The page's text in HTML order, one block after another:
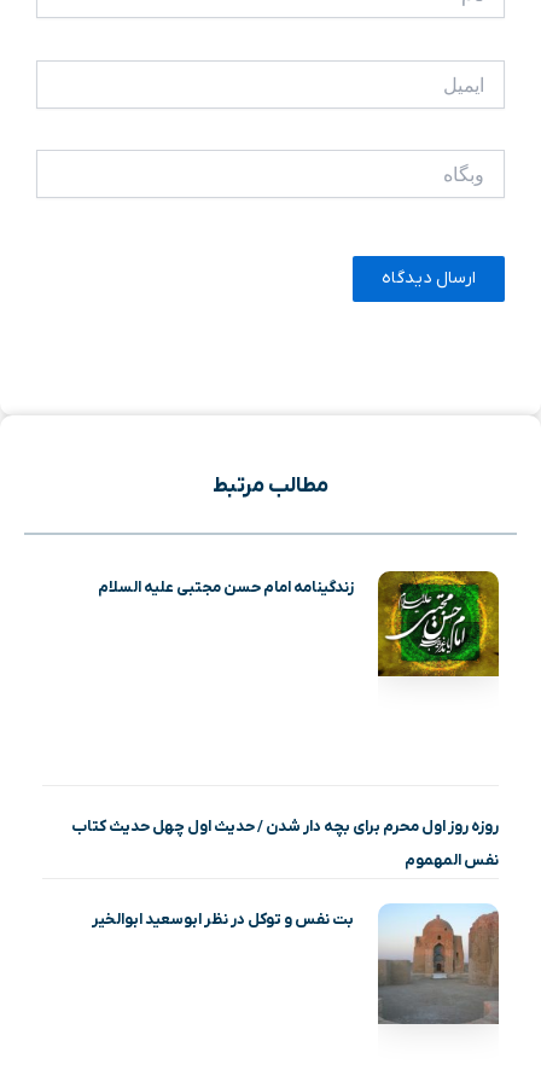
مطالب مرتبط
زندگینامه امام حسن مجتبی علیه السلام
روزه روز اول محرم برای بچه دار شدن / حدیث اول چهل حدیث کتاب
نفس المهموم
بت نفس و توکل در نظر ابوسعید ابوالخیر